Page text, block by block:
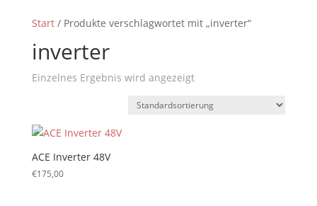
Start/ Produkte verschlagwortet mit „inverter“
inverter
Einzelnes Ergebnis wird angezeigt
ACE Inverter 48V
€175,00